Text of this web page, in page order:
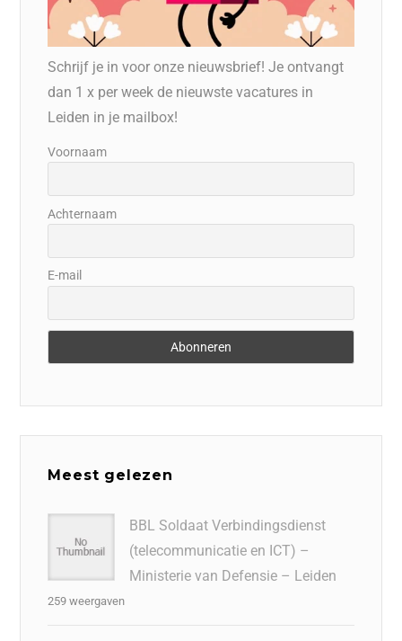
Schrijf je in voor onze nieuwsbrief! Je ontvangt
dan 1 x per week de nieuwste vacatures in
Leiden in je mailbox!
Voornaam
Achternaam
E-mail
Meest gelezen
BBL Soldaat Verbindingsdienst
(telecommunicatie en ICT) –
Ministerie van Defensie – Leiden
259 weergaven